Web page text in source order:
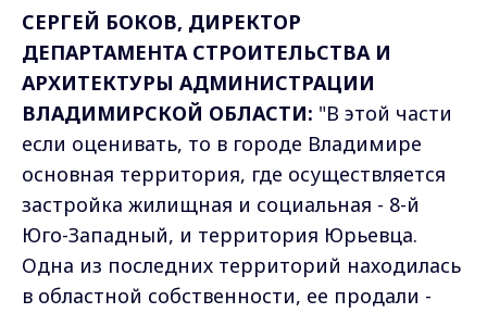
СЕРГЕЙ БОКОВ, ДИРЕКТОР
ДЕПАРТАМЕНТА СТРОИТЕЛЬСТВА И
АРХИТЕКТУРЫ АДМИНИСТРАЦИИ
ВЛАДИМИРСКОЙ ОБЛАСТИ: "В этой части
если оценивать, то в городе Владимире
основная территория, где осуществляется
застройка жилищная и социальная - 8-й
Юго-Западный, и территория Юрьевца.
Одна из последних территорий находилась
в областной собственности, ее продали -